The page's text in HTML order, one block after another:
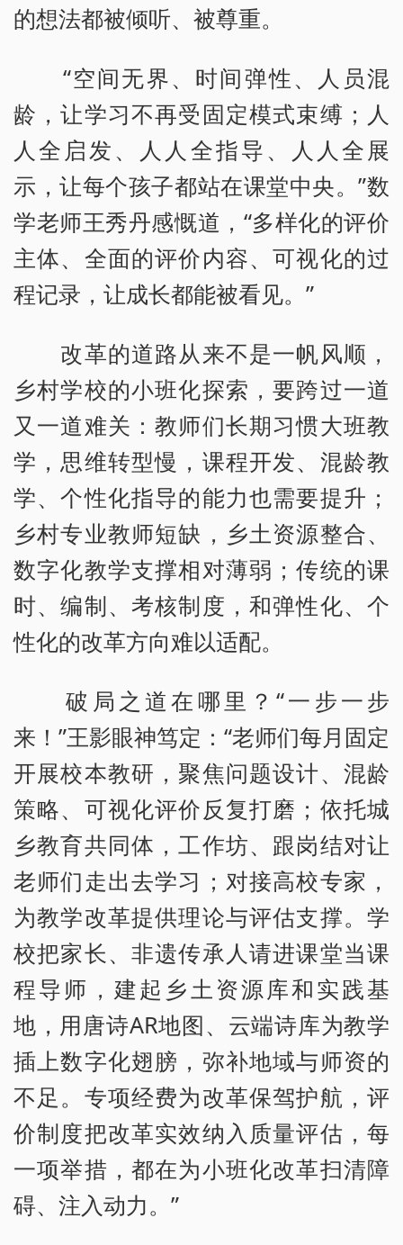
的想法都被倾听、被尊重。
“空间无界、时间弹性、人员混
龄，让学习不再受固定模式束缚；人
人全启发、人人全指导、人人全展
示，让每个孩子都站在课堂中央。”数
学老师王秀丹感慨道，“多样化的评价
主体、全面的评价内容、可视化的过
程记录，让成长都能被看见。”
改革的道路从来不是一帆风顺，
乡村学校的小班化探索，要跨过一道
又一道难关：教师们长期习惯大班教
学，思维转型慢，课程开发、混龄教
学、个性化指导的能力也需要提升；
乡村专业教师短缺，乡土资源整合、
数字化教学支撑相对薄弱；传统的课
时、编制、考核制度，和弹性化、个
性化的改革方向难以适配。
破局之道在哪里？“一步一步
来！”王影眼神笃定：“老师们每月固定
开展校本教研，聚焦问题设计、混龄
策略、可视化评价反复打磨；依托城
乡教育共同体，工作坊、跟岗结对让
老师们走出去学习；对接高校专家，
为教学改革提供理论与评估支撑。学
校把家长、非遗传承人请进课堂当课
程导师，建起乡土资源库和实践基
地，用唐诗AR地图、云端诗库为教学
插上数字化翅膀，弥补地域与师资的
不足。专项经费为改革保驾护航，评
价制度把改革实效纳入质量评估，每
一项举措，都在为小班化改革扫清障
碍、注入动力。”